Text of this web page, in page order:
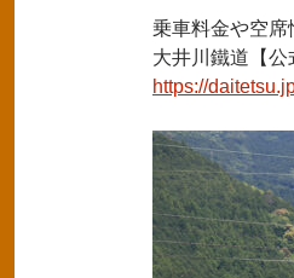
乗車料金や空席
大井川鐵道【公
https://